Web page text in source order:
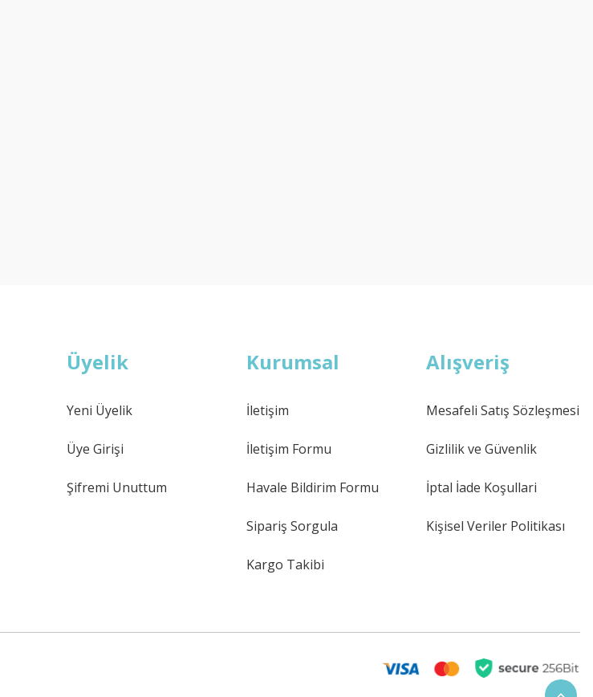
Üyelik
Yeni Üyelik
Üye Girişi
Şifremi Unuttum
Kurumsal
İletişim
İletişim Formu
Havale Bildirim Formu
Sipariş Sorgula
Kargo Takibi
Alışveriş
Mesafeli Satış Sözleşmesi
Gizlilik ve Güvenlik
İptal İade Koşullari
Kişisel Veriler Politikası